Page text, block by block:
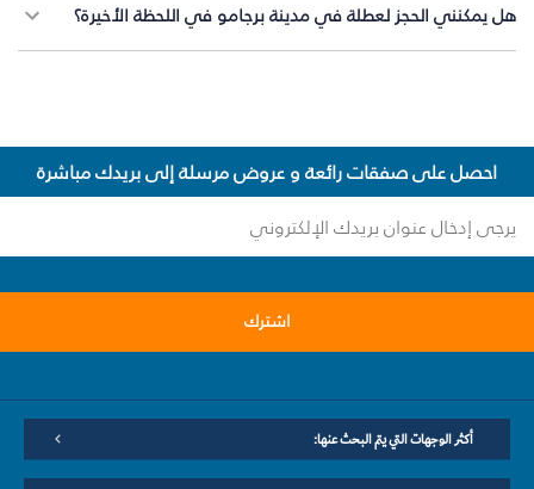
هل يمكنني الحجز لعطلة في مدينة برجامو في اللحظة الأخيرة؟
احصل على صفقات رائعة و عروض مرسلة إلى بريدك مباشرة
اشترك
أكثر الوجهات التي يتم البحث عنها: